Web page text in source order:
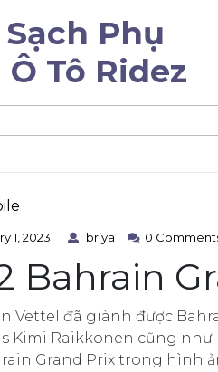
Phụ
Tô Ridez
1, 2023
February
2023
briya briya0
Bahrain
Vettel đã giành được
Kimi Raikkonen cũng như
Grand Prix trong hình